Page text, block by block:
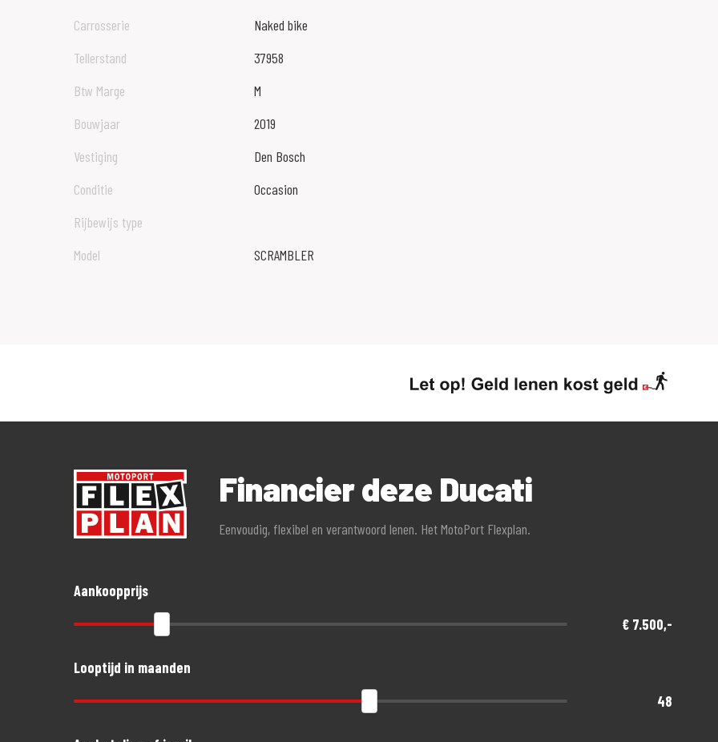
Carrosserie
Naked bike
Tellerstand
37958
Btw Marge
M
Bouwjaar
2019
Vestiging
Den Bosch
Conditie
Occasion
Rijbewijs type
Model
SCRAMBLER
Financier deze Ducati
Eenvoudig, flexibel en verantwoord lenen. Het MotoPort Flexplan.
Aankoopprijs
€ 7.500,-
Looptijd in maanden
48